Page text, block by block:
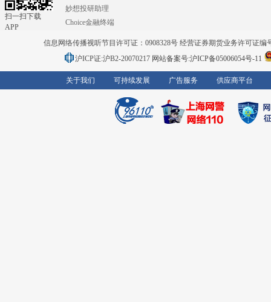
扫一扫下载
APP
妙想投研助理
Choice金融终端
信息网络传播视听节目许可证：0908328号 经营证券期货业务许可证编
沪ICP证:沪B2-20070217 网站备案号:沪ICP备05006054号-11
关于我们 可持续发展 广告服务 供应商平台